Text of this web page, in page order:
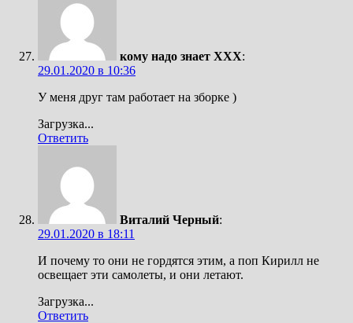
кому надо знает XXX:
29.01.2020 в 10:36
У меня друг там работает на зборке )
Загрузка...
Ответить
Виталий Черный:
29.01.2020 в 18:11
И почему то они не гордятся этим, а поп Кирилл не
освещает эти самолеты, и они летают.
Загрузка...
Ответить